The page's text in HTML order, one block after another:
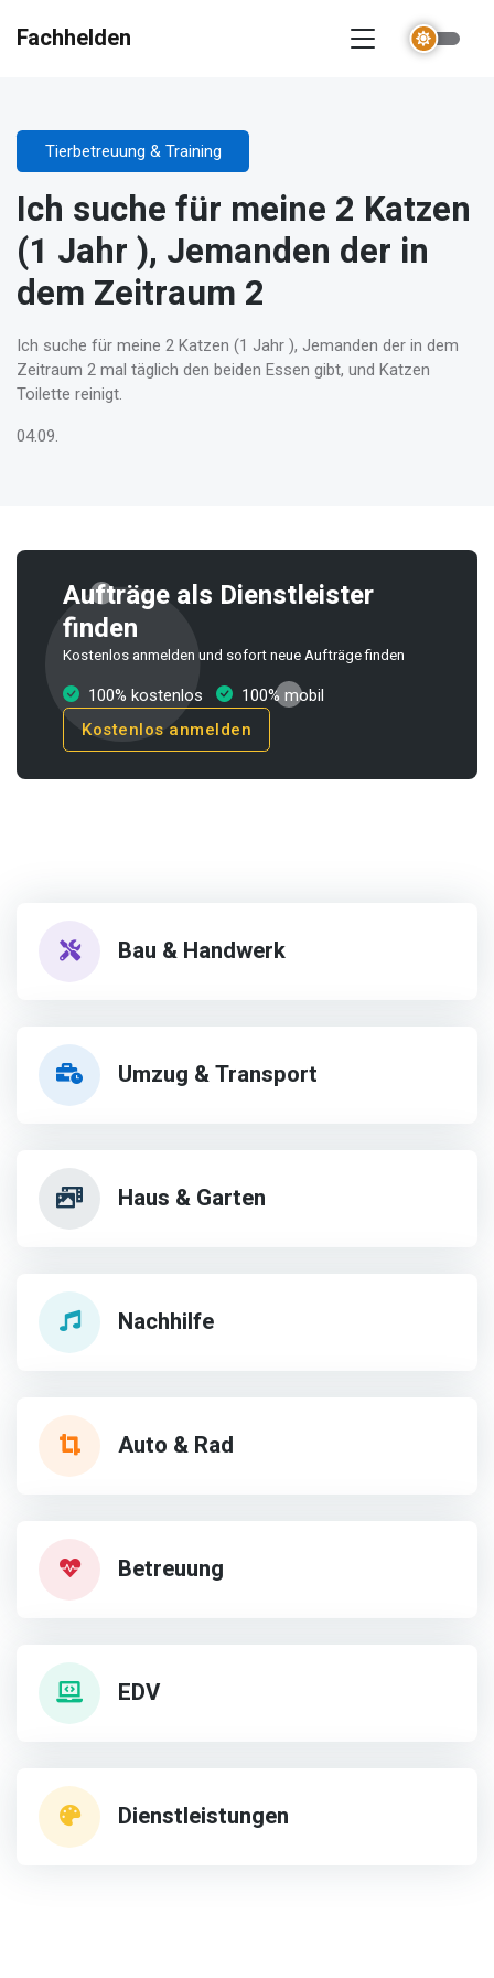
Fachhelden
Tierbetreuung & Training
Ich suche für meine 2 Katzen
(1 Jahr ), Jemanden der in
dem Zeitraum 2
Ich suche für meine 2 Katzen (1 Jahr ), Jemanden der in dem
Zeitraum 2 mal täglich den beiden Essen gibt, und Katzen
Toilette reinigt.
04.09.
Aufträge als Dienstleister
finden
Kostenlos anmelden und sofort neue Aufträge finden
100% kostenlos
100% mobil
Kostenlos anmelden
Bau & Handwerk
Umzug & Transport
Haus & Garten
Nachhilfe
Auto & Rad
Betreuung
EDV
Dienstleistungen